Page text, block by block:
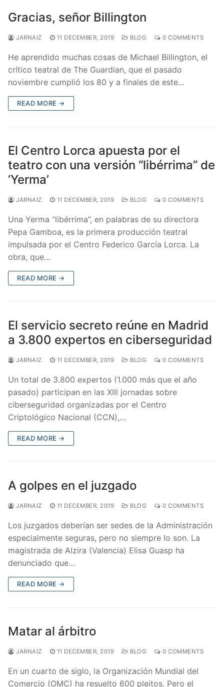
Gracias, señor Billington
JARNAIZ 11 DECEMBER, 2019 BLOG 0 COMMENTS
He aprendido muchas cosas de Michael Billington, el
crítico teatral de The Guardian, que el pasado
noviembre cumplió los 80 y a finales de este…
READ MORE →
El Centro Lorca apuesta por el
teatro con una versión “libérrima” de
‘Yerma’
JARNAIZ 11 DECEMBER, 2019 BLOG 0 COMMENTS
Una Yerma “libérrima”, en palabras de su directora
Pepa Gamboa, es la primera producción teatral
impulsada por el Centro Federico García Lorca. La
obra, que…
READ MORE →
El servicio secreto reúne en Madrid
a 3.800 expertos en ciberseguridad
JARNAIZ 11 DECEMBER, 2019 BLOG 0 COMMENTS
Un total de 3.800 expertos (1.000 más que el año
pasado) participan en las XIII jornadas sobre
ciberseguridad organizadas por el Centro
Criptológico Nacional (CCN),…
READ MORE →
A golpes en el juzgado
JARNAIZ 11 DECEMBER, 2019 BLOG 0 COMMENTS
Los juzgados deberían ser sedes de la Administración
especialmente seguras, pero no siempre lo son. La
magistrada de Alzira (Valencia) Elisa Guasp ha
denunciado que…
READ MORE →
Matar al árbitro
JARNAIZ 11 DECEMBER, 2019 BLOG 0 COMMENTS
En un cuarto de siglo, la Organización Mundial del
Comercio (OMC) ha resuelto 600 pleitos. Pero el